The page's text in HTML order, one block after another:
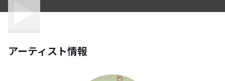
アーティスト情報